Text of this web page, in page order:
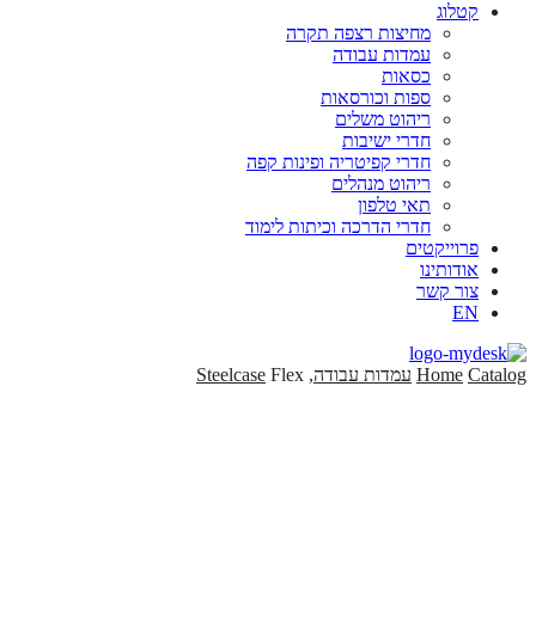
קטלוג
מחיצות רצפה תקרה
עמדות עבודה
כסאות
ספות וכורסאות
ריהוט משלים
חדרי ישיבות
חדרי קפיטריה ופינות קפה
ריהוט מנהלים
תאי טלפון
חדרי הדרכה וכיתות לימוד
פרוייקטים
אודותינו
צור קשר
EN
Home Catalog עמדות עבודה,
Steelcase Flex